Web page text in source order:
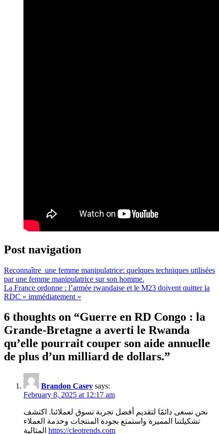
Post navigation
Reconnaître une femme manipulatrice: quelques techniques utilisées
par une femme manipulatrice sur son homme.
La France ordonne : l’armée rwandaise et le M23 doivent quitter la
RDC « immédiatement »
6 thoughts on “Guerre en RD Congo : la
Grande-Bretagne a averti le Rwanda
qu’elle pourrait couper son aide annuelle
de plus d’un milliard de dollars.”
Brandon Casey says:
February 8, 2025 at 12:17 am
نحن نسعى دائمًا لتقديم أفضل تجربة تسوق لعملائنا. اكتشف
تشكيلتنا المميزة واستمتع بجودة المنتجات وخدمة العملاء
https://cleotrends.com